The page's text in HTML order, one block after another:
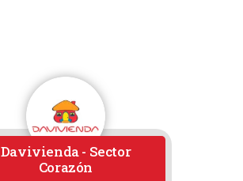
Davivienda - Sector
Corazón